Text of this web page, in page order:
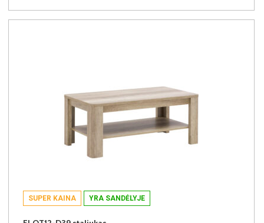
SUPER KAINA YRA SANDĖLYJE